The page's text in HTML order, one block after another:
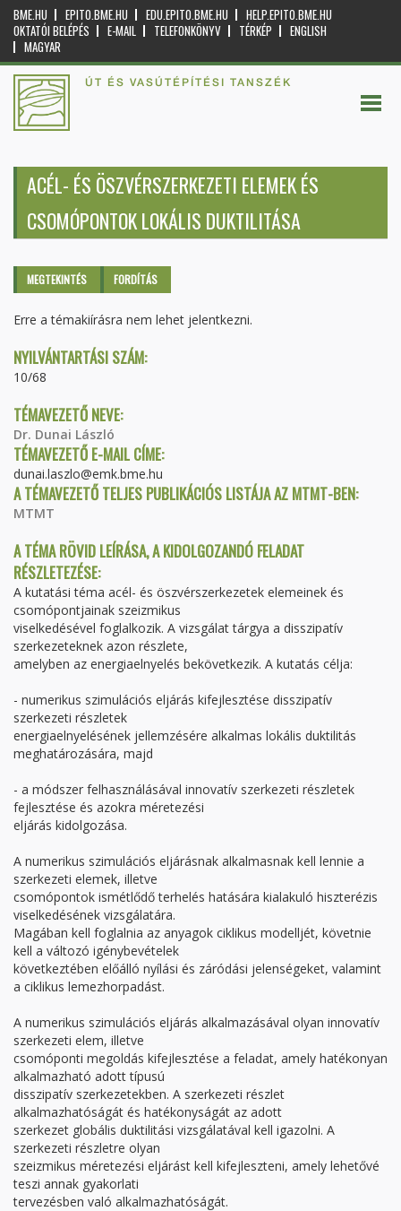
BME.HU EPITO.BME.HU EDU.EPITO.BME.HU
HELP.EPITO.BME.HU
OKTATÓI BELÉPÉS
E-MAIL TELEFONKÖNYV TÉRKÉP
ENGLISH
MAGYAR
ÚT ÉS VASÚTÉPÍTÉSI TANSZÉK
ACÉL- ÉS ÖSZVÉRSZERKEZETI ELEMEK ÉS
CSOMÓPONTOK LOKÁLIS DUKTILITÁSA
Elsődleges fülek
MEGTEKINTÉS (AKTÍVFORDÍTÁS
Erre a témakiírásra nem lehet jelentkezni.
NYILVÁNTARTÁSI SZÁM:
10/68
TÉMAVEZETŐ NEVE:
Dr. Dunai László
TÉMAVEZETŐ E-MAIL CÍME:
dunai.laszlo@emk.bme.hu
A TÉMAVEZETŐ TELJES PUBLIKÁCIÓS LISTÁJA AZ MTMT-BEN:
MTMT
A TÉMA RÖVID LEÍRÁSA, A KIDOLGOZANDÓ FELADAT
RÉSZLETEZÉSE:
A kutatási téma acél- és öszvérszerkezetek elemeinek és
csomópontjainak szeizmikus
viselkedésével foglalkozik. A vizsgálat tárgya a disszipatív
szerkezeteknek azon részlete,
amelyben az energiaelnyelés bekövetkezik. A kutatás célja:
- numerikus szimulációs eljárás kifejlesztése disszipatív
szerkezeti részletek
energiaelnyelésének jellemzésére alkalmas lokális duktilitás
meghatározására, majd
- a módszer felhasználásával innovatív szerkezeti részletek
fejlesztése és azokra méretezési
eljárás kidolgozása.
A numerikus szimulációs eljárásnak alkalmasnak kell lennie a
szerkezeti elemek, illetve
csomópontok ismétlődő terhelés hatására kialakuló hiszterézis
viselkedésének vizsgálatára.
Magában kell foglalnia az anyagok ciklikus modelljét, követnie
kell a változó igénybevételek
következtében előálló nyílási és záródási jelenségeket, valamint
a ciklikus lemezhorpadást.
A numerikus szimulációs eljárás alkalmazásával olyan innovatív
szerkezeti elem, illetve
csomóponti megoldás kifejlesztése a feladat, amely hatékonyan
alkalmazható adott típusú
disszipatív szerkezetekben. A szerkezeti részlet
alkalmazhatóságát és hatékonyságát az adott
szerkezet globális duktilitási vizsgálatával kell igazolni. A
szerkezeti részletre olyan
szeizmikus méretezési eljárást kell kifejleszteni, amely lehetővé
teszi annak gyakorlati
tervezésben való alkalmazhatóságát.